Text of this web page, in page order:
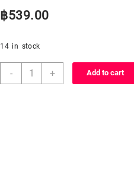
฿539.00
14 in stock
-
128
+ Add to cart